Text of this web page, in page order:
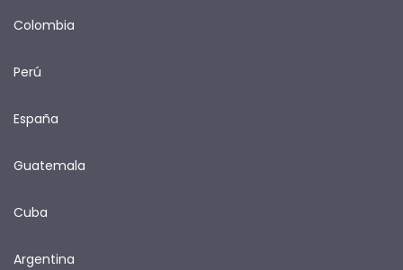
Colombia
Perú
España
Guatemala
Cuba
Argentina